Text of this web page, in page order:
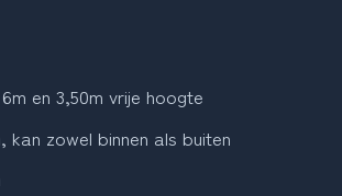
en 3,50m vrije hoogte
kan zowel binnen als buiten